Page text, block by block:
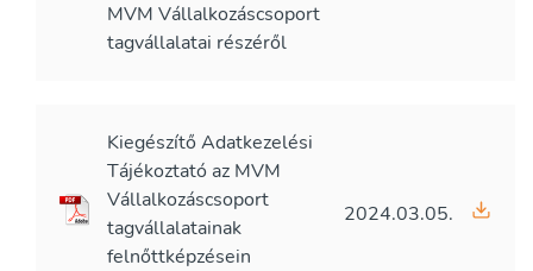
MVM Vállalkozáscsoport
tagvállalatai részéről
Kiegészítő Adatkezelési
Tájékoztató az MVM
Vállalkozáscsoport
tagvállalatainak
felnőttképzésein
2024.03.05.